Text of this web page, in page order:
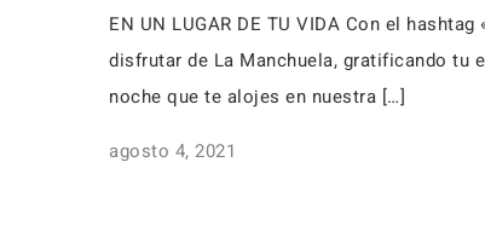
EN UN LUGAR DE TU VIDA Con el
disfrutar de La Manchuela, gratificando tu
noche que te alojes en nuestra […]
agosto 4, 2021